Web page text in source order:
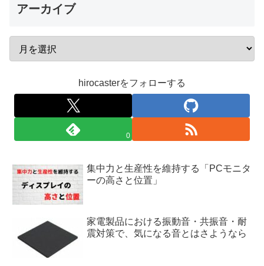
アーカイブ
hirocasterをフォローする
0
集中力と生産性を維持する「PCモニタ
ーの高さと位置」
家電製品における振動音・共振音・耐
震対策で、気になる音とはさようなら